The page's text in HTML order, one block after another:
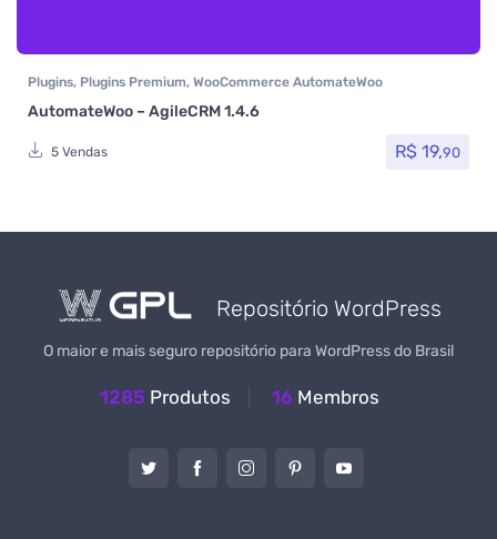
Plugins, Plugins Premium, WooCommerce AutomateWoo
AutomateWoo – AgileCRM 1.4.6
5 Vendas R$ 19,90
Repositório WordPress
O maior e mais seguro repositório para WordPress do Brasil
1285 Produtos 16 Membros